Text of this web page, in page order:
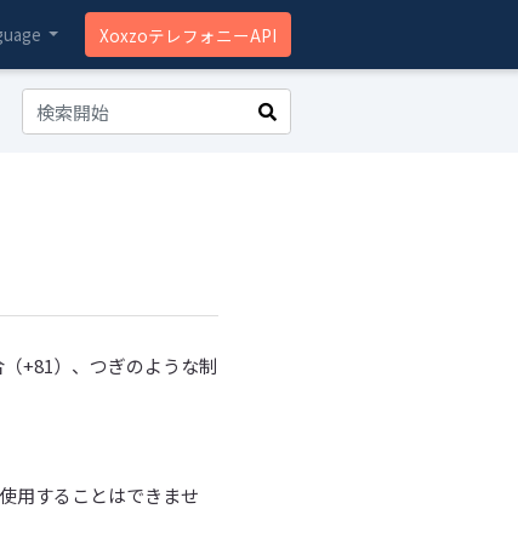
XoxzoテレフォニーAPI
+81）、つぎのような制
用することはできませ